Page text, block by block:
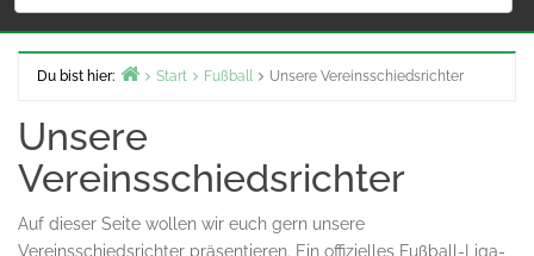
Du bist hier: Start Fußball Unsere Vereinsschiedsrichter
Unsere
Vereinsschiedsrichter
Auf dieser Seite wollen wir euch gern unsere
Vereinsschiedsrichter präsentieren. Ein offizielles Fußball-Liga-